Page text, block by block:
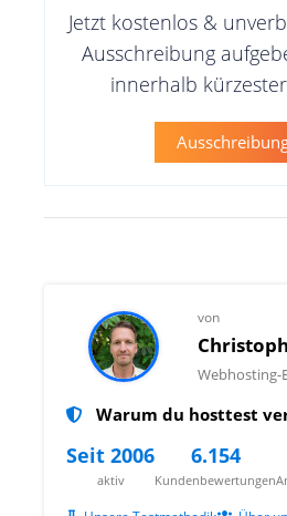
Jetzt kostenlos &
Ausschreibung
innerhalb
von
Webhosting-
Warum du hosttest
Seit 2006
aktiv
6.154
Kundenbewertungen